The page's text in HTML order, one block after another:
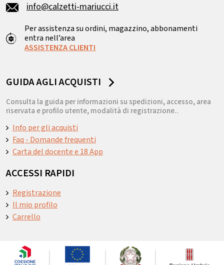
info@calzetti-mariucci.it
Per assistenza su ordini, magazzino, abbonamenti
entra nell’area
ASSISTENZA CLIENTI
GUIDA AGLI ACQUISTI
Consulta la guida per informazioni su spedizioni, accesso, area
riservata e profilo utente, modalità di registrazione..
Info per gli acquisti
Faq - Domande frequenti
Carta del docente e 18 App
ACCESSI RAPIDI
Registrazione
Il mio profilo
Carrello